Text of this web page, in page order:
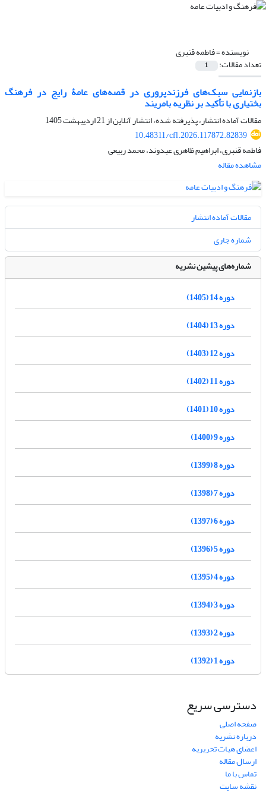
نویسنده =فاطمه قنبری
تعداد مقالات: 1
بازنمایی سبک‌های فرزندپروری در قصه‌های عامۀ رایج در فرهنگ
بختیاری با تأکید بر نظریه بامریند
مقالات آماده انتشار، پذیرفته شده، انتشار آنلاین از21 اردیبهشت 1405
10.48311/cfl.2026.117872.82839
فاطمه قنبری، ابراهیم ظاهری عبدوند، محمد ربیعی
مشاهده مقاله
مقالات آماده انتشار
شماره جاری
شماره‌های پیشین نشریه
دوره 14 (1405)
دوره 13 (1404)
دوره 12 (1403)
دوره 11 (1402)
دوره 10 (1401)
دوره 9 (1400)
دوره 8 (1399)
دوره 7 (1398)
دوره 6 (1397)
دوره 5 (1396)
دوره 4 (1395)
دوره 3 (1394)
دوره 2 (1393)
دوره 1 (1392)
دسترسی سریع
صفحه اصلی
درباره نشریه
اعضای هیات تحریریه
ارسال مقاله
تماس با ما
نقشه سایت